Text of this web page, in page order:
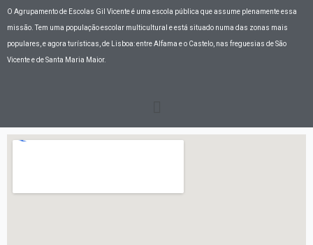
O Agrupamento de Escolas Gil Vicenteé uma escola pública que assume plenamente essa
missão. Tem uma população escolar multicultural e está situado numa das zonas mais
populares, e agora turísticas, de Lisboa: entre Alfama e o Castelo, nas freguesias de São
Vicente e de Santa Maria Maior.